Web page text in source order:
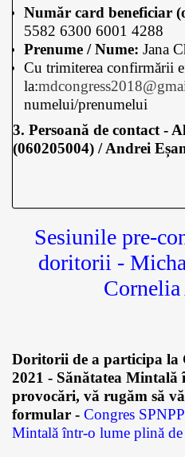
Număr card beneficiar
5582 6300 6001 4288
Prenume / Nume: Jana
Cu trimiterea confirmării
la:
numelui/prenumelui
3. Persoană de contact -
(060205004) / Andrei
Sesiunile pre-
doritorii -
Doritorii de a participa la
2021 - Sănătatea Mintală
provocări, vă rugăm să
formular - Congres
Mintală într-o lume plină